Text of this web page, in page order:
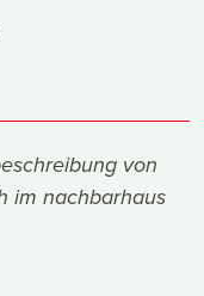
von
im nachbarhaus